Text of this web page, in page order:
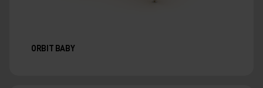
ORBIT BABY